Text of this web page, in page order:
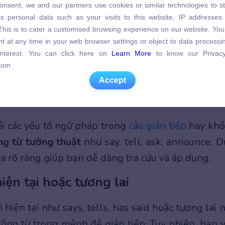
lại lời nói của người khác một cách gián tiếp
các yếu tố ngữ pháp trong câu gián tiếp hay
từ tường thuậtnhư say, tell, ask, announce.
rõ ràng giúp bạn dễ dàng tra cứu và áp dụng.
tại hoặc tương lai
tại như says, tells, has said hoặc tương lai
personal data such as your visits to this website, IP addresses
is to cater a customised browsing experience on our website.
at any time in your web browser settings or object to data
You can click here on
Learn More
to know our
Accept
we and our partners use cookies or similar technologies to
personal data such as your visits to this website, IP addresses
is to cater a customised browsing experience on our website.
at any time in your web browser settings or object to data
You can click here on Learn More to know our
Accept